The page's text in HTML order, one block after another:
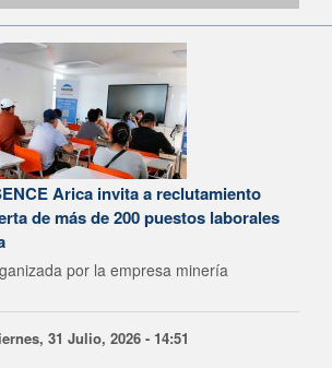
Arica invita a reclutamiento
de más de 200 puestos laborales
por la empresa minería
31 Julio, 2026 - 14:51